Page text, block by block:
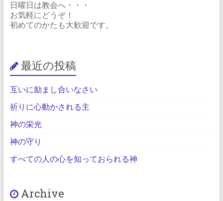
日曜日は教会へ・・・
お気軽にどうぞ！
初めてのかたも大歓迎です。
最近の投稿
互いに励まし合いなさい
祈りに心動かされる主
神の栄光
神の守り
すべての人の心を知っておられる神
Archive